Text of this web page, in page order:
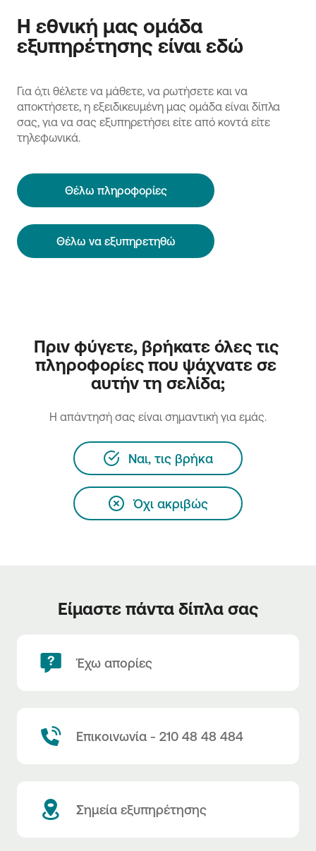
Η εθνική μας ομάδα
εξυπηρέτησης είναι εδώ
Για ό,τι θέλετε να μάθετε, να ρωτήσετε και να
αποκτήσετε, η εξειδικευμένη μας ομάδα είναι δίπλα
σας, για να σας εξυπηρετήσει είτε από κοντά είτε
τηλεφωνικά.
Θέλω πληροφορίες
Θέλω να εξυπηρετηθώ
Πριν φύγετε, βρήκατε όλες τις
πληροφορίες που ψάχνατε σε
αυτήν τη σελίδα;
H απάντησή σας είναι σημαντική για εμάς.
Ναι, τις βρήκα
Όχι ακριβώς
Είμαστε πάντα δίπλα σας
Έχω απορίες
Επικοινωνία - 210 48 48 484
Σημεία εξυπηρέτησης